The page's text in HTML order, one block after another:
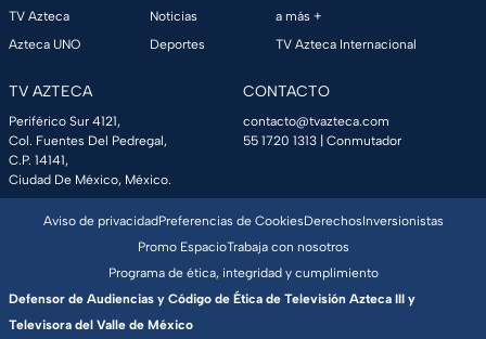
TV Azteca
Azteca UNO
Noticias
Deportes
a más +
TV Azteca Internacional
TV AZTECA
Periférico Sur 4121,
Col. Fuentes Del Pedregal,
C.P. 14141,
Ciudad De México, México.
CONTACTO
contacto@tvazteca.com
55 1720 1313 | Conmutador
Aviso de privacidadPreferencias de CookiesDerechosInversionistas
Promo EspacioTrabaja con nosotros
Programa de ética, integridad y cumplimiento
Defensor de Audiencias y Código de Ética de Televisión Azteca III y
Televisora del Valle de México